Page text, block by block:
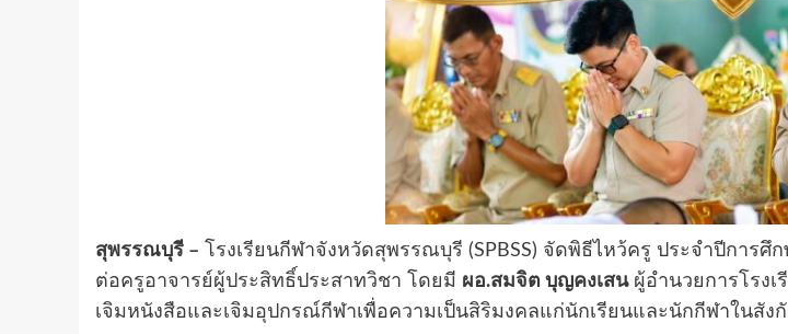
สุพรรณบุรี – โรงเรียนกีฬาจังหวัดสุพรรณบุรี (SPBSS) จัดพิธีไหว้ครู ประจำปีกา
ต่อครูอาจารย์ผู้ประสิทธิ์ประสาทวิชา โดยมี ผอ.สมจิต บุญคงเสนผู้อำนวยการโรงเ
เจิมหนังสือและเจิมอุปกรณ์กีฬาเพื่อความเป็นสิริมงคลแก่นักเรียนและนักกีฬาในสัง